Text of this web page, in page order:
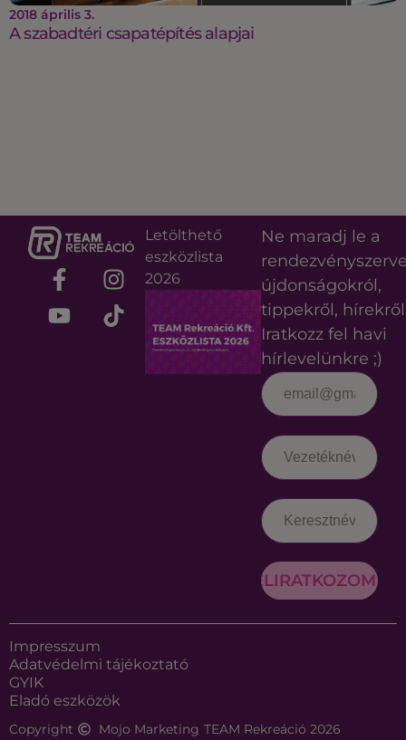
2018 április 3.
A szabadtéri csapatépítés alapjai
Letölthető
eszközlista
2026
Ne maradj le a
újdonságokról,
tippekről,
Iratkozz fel havi
hírlevelünkre ;)
FELIRATKOZOM
Copyright Mojo Marketing TEAM Rekreáció 2026
Impresszum
Adatvédelmi tájékoztató
GYIK
Eladó eszközök